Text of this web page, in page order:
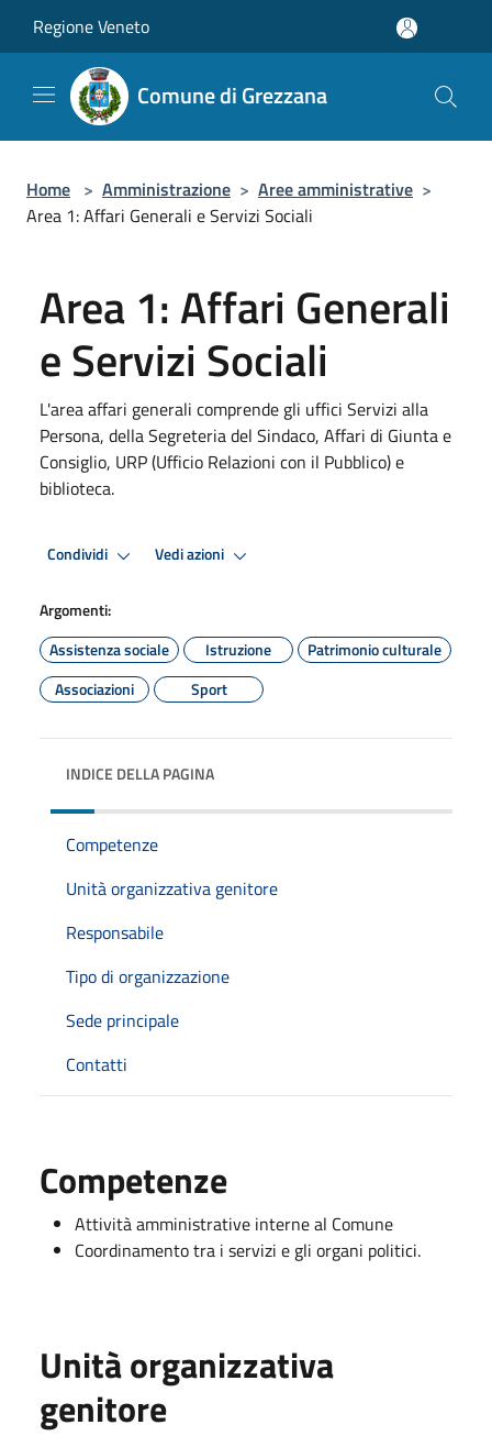
Regione Veneto
Comune di Grezzana
Home > Amministrazione > Aree amministrative >
Area 1: Affari Generali e Servizi Sociali
Area 1: Affari Generali
e Servizi Sociali
L'area affari generali comprende gli uffici Servizi alla
Persona, della Segreteria del Sindaco, Affari di Giunta e
Consiglio, URP (Ufficio Relazioni con il Pubblico) e
biblioteca.
Condividi Vedi azioni
Argomenti:
Assistenza sociale
Istruzione
Patrimonio culturale
Associazioni
Sport
INDICE DELLA PAGINA
Competenze
Unità organizzativa genitore
Responsabile
Tipo di organizzazione
Sede principale
Contatti
Competenze
Attività amministrative interne al Comune
Coordinamento tra i servizi e gli organi politici.
Unità organizzativa
genitore